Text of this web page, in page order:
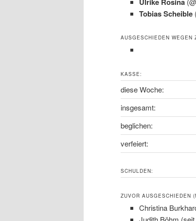
Tobias Scheible
AUSGESCHIEDEN WEGEN
KASSE:
diese Woche:
insgesamt:
beglichen:
verfeiert:
SCHULDEN:
ZUVOR AUSGESCHIEDEN
Christina